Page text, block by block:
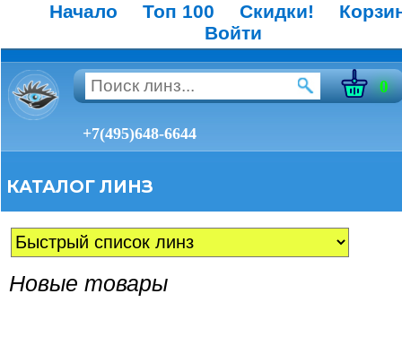
Начало Топ 100 Скидки!
Войти
0
+7(495)648-6644
КАТАЛОГ ЛИНЗ
Новые товары